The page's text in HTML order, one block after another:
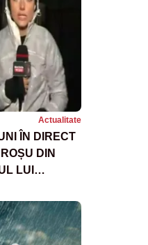
Actualitate
ÎN DIRECT
DIN
LUI